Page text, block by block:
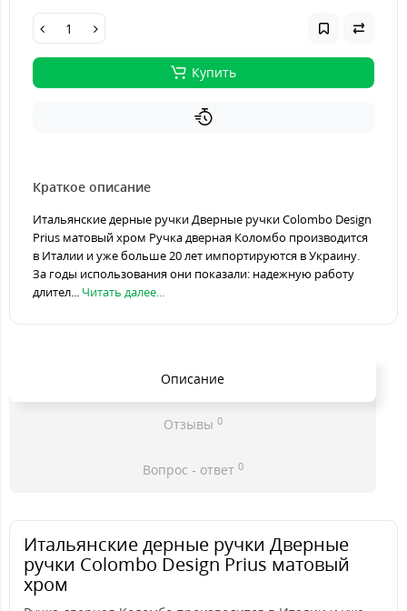
Купить
Краткое описание
Итальянские дерные ручки Дверные ручки Colombo Design
Prius матовый хром Ручка дверная Коломбо производится
в Италии и уже больше 20 лет импортируются в Украину.
За годы использования они показали: надежную работу
длител... Читать далее...
Описание
Отзывы 0
Вопрос - ответ 0
Итальянские дерные ручки Дверные
ручки Colombo Design Prius матовый
хром